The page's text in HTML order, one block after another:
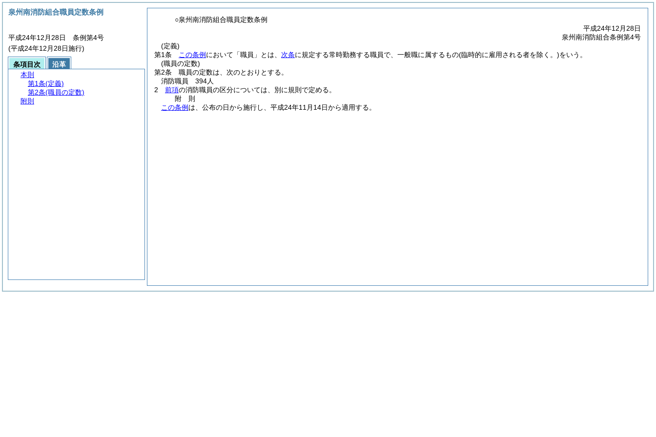
○泉州南消防組合職員定数条例
平成24年12月28日
泉州南消防組合条例第4号
(定義)
第1条
この条例 において「職員」とは、 次条に規定する常時勤務する職員で、一般職に属するもの(臨時的に雇用される者を除く。)をいう。
(職員の定数)
第2条
職員の定数は、次のとおりとする。
消防職員 394人
2
前項の消防職員の区分については、別に規則で定める。
附 則
この条例 は、公布の日から施行し、平成24年11月14日から適用する。
泉州南消防組合職員定数条例
平成24年12月28日 条例第4号
(平成24年12月28日施行)
条項目次
沿革
本則
第1条(定義)
第2条(職員の定数)
附則